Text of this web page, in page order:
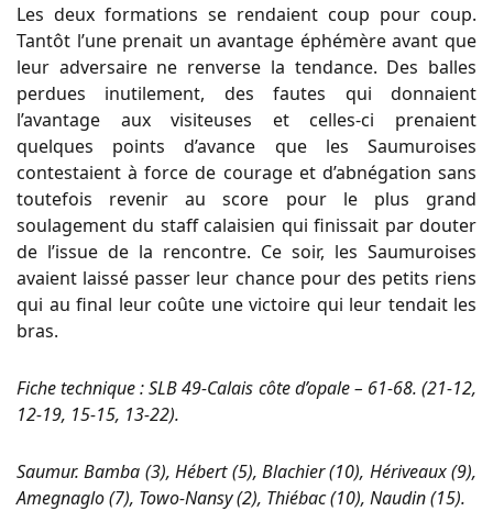
Les deux formations se rendaient coup pour coup.
Tantôt l’une prenait un avantage éphémère avant que
leur adversaire ne renverse la tendance. Des balles
perdues inutilement, des fautes qui donnaient
l’avantage aux visiteuses et celles-ci prenaient
quelques points d’avance que les Saumuroises
contestaient à force de courage et d’abnégation sans
toutefois revenir au score pour le plus grand
soulagement du staff calaisien qui finissait par douter
de l’issue de la rencontre. Ce soir, les Saumuroises
avaient laissé passer leur chance pour des petits riens
qui au final leur coûte une victoire qui leur tendait les
bras.
Fiche technique :SLB 49-Calais côte d’opale – 61-68. (21-12,
12-19, 15-15, 13-22).
Saumur. Bamba (3), Hébert (5), Blachier (10), Hériveaux (9),
Amegnaglo (7), Towo-Nansy (2), Thiébac (10), Naudin (15).